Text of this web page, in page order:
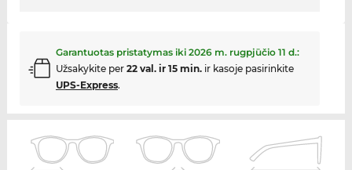
Garantuotas pristatymas iki 2026 m. rugpjūčio 11 d.:
Užsakykite per 22 val. ir 15 min.ir kasoje pasirinkite
UPS-Express.